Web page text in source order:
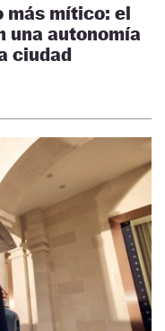
más mítico: el
una autonomía
ciudad